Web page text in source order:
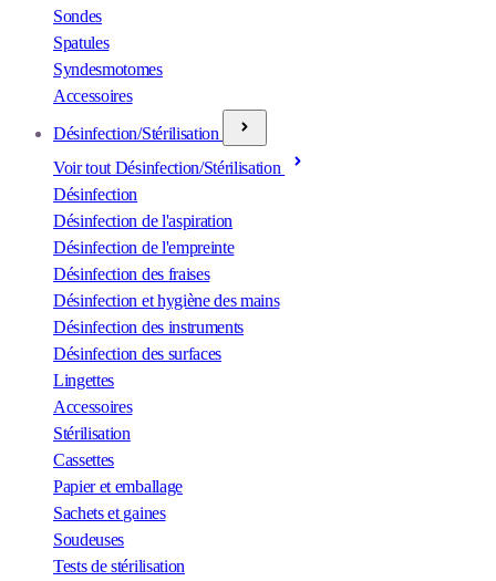
Sondes
Spatules
Syndesmotomes
Accessoires
Désinfection/Stérilisation
Voir tout Désinfection/Stérilisation
Désinfection
Désinfection de l'aspiration
Désinfection de l'empreinte
Désinfection des fraises
Désinfection et hygiène des mains
Désinfection des instruments
Désinfection des surfaces
Lingettes
Accessoires
Stérilisation
Cassettes
Papier et emballage
Sachets et gaines
Soudeuses
Tests de stérilisation